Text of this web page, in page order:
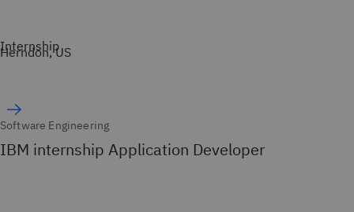
Internship
Herndon, US
Software Engineering
IBM internship Application Developer